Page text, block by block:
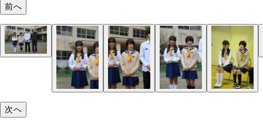
握手会以外で「手をつないでしまった！」…主演
生駒、ドギマギの瞬間！？
最初は「人見知りを発動してしまって…」という
っぷりの生駒は初の主演作に緊張気味？
前へ
次へ